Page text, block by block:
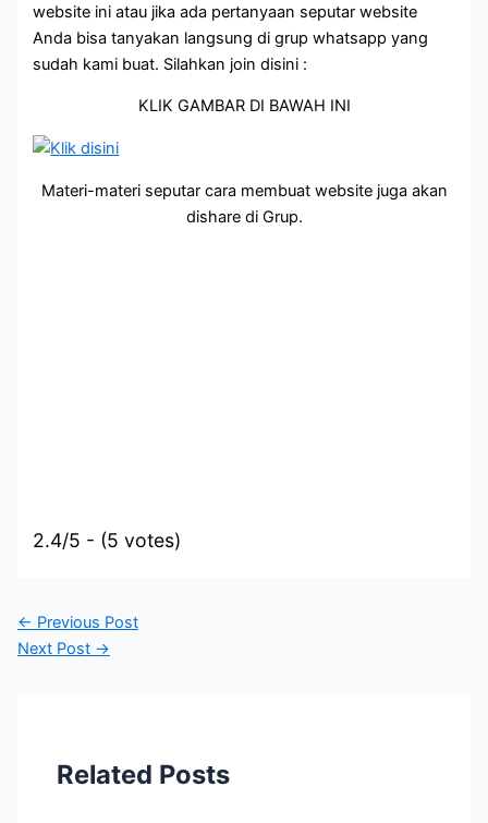
website ini atau jika ada pertanyaan seputar website
Anda bisa tanyakan langsung di grup whatsapp yang
sudah kami buat. Silahkan join disini :
KLIK GAMBAR DI BAWAH INI
Materi-materi seputar cara membuat website juga akan
dishare di Grup.
2.4/5 - (5 votes)
← Previous Post
Next Post →
Related Posts